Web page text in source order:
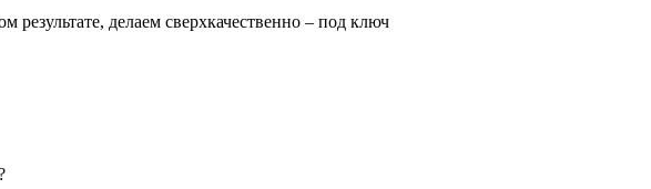
результате, делаем сверхкачественно – под ключ